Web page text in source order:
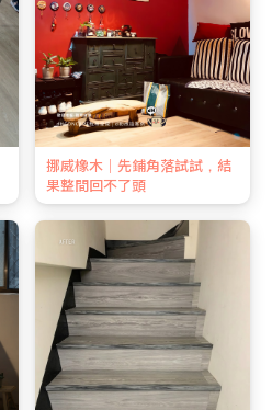
挪威橡木｜先鋪角落試試，結
果整間回不了頭